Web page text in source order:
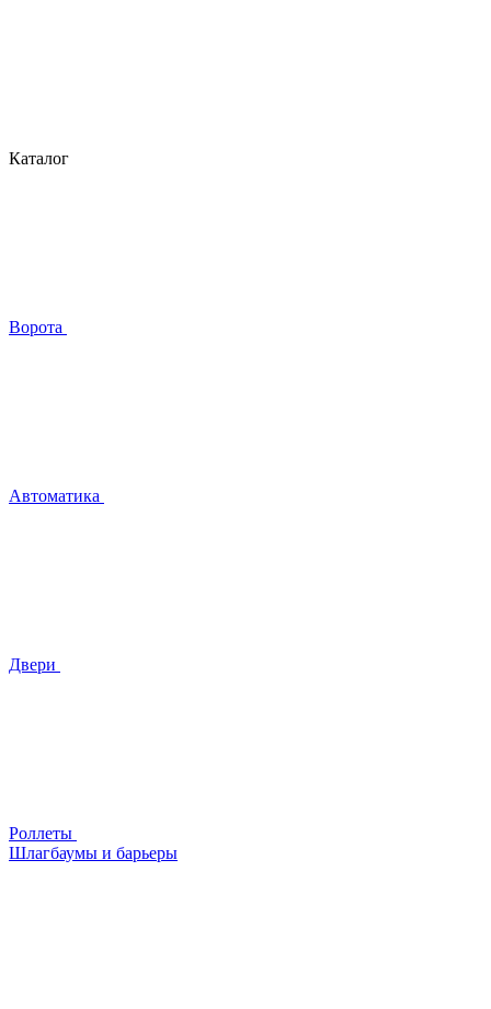
Каталог
Ворота
Автоматика
Двери
Роллеты
Шлагбаумы и барьеры